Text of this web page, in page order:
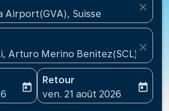
Airport(GVA), Suisse
close
Arturo Merino Benitez(SCL), Chili
close
date-aria-label
today
Retour
fc-booking-return-date-
ven. 21 août 2026
today